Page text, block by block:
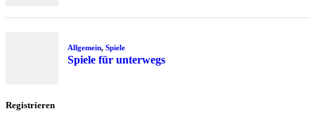
Allgemein, Spiele
Spiele für unterwegs
Registrieren